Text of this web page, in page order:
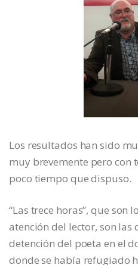
Los resultados han sido
muy brevemente pero con
poco tiempo que dispuso.
“Las trece horas”, que
atención del lector, son las
detención del poeta en el
donde se había refugiado